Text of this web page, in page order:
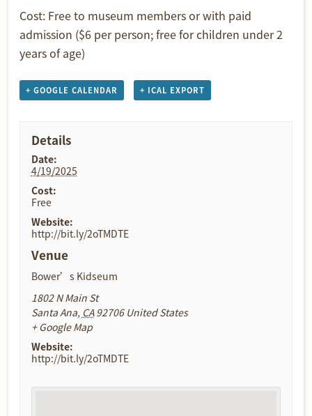
Cost: Free to museum members or with paid
admission ($6 per person; free for children under 2
years of age)
+ GOOGLE CALENDAR + ICAL EXPORT
Details
Date:
4/19/2025
Cost:
Free
Website:
http://bit.ly/2oTMDTE
Venue
Bower’s Kidseum
1802 N Main St
Santa Ana, CA 92706 United States
+ Google Map
Website:
http://bit.ly/2oTMDTE